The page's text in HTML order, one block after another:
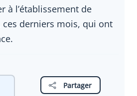
à l’établissement de
derniers mois, qui ont
Partager